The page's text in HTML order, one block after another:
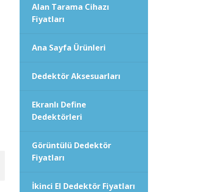
Alan Tarama Cihazı
Fiyatları
Ana Sayfa Ürünleri
Dedektör Aksesuarları
Ekranlı Define
Dedektörleri
Görüntülü Dedektör
Fiyatları
İkinci El Dedektör Fiyatları